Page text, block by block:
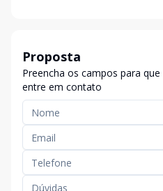
Proposta
Preencha os campos para
entre em contato